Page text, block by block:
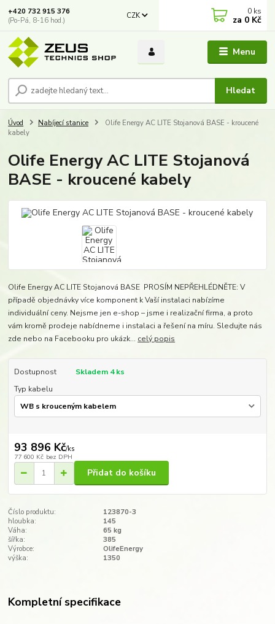
Menu
CZK
Hledat
+420 732 915 376
(Po-Pá, 8-16 hod.)
0 ks
za 0 Kč
Úvod Nabíjecí stanice
Olife Energy AC LITE Stojanová BASE - kroucené
kabely
Olife Energy AC LITE Stojanová
BASE - kroucené kabely
Olife Energy AC LITE Stojanová BASE PROSÍM NEPŘEHLÉDNĚTE: V
případě objednávky více komponent k Vaší instalaci nabízíme
individuální ceny. Nejsme jen e-shop – jsme i realizační firma, a proto
vám kromě prodeje nabídneme i instalaci a řešení na míru. Sledujte nás
zde nebo na Facebooku pro ukázk... celý popis
Dostupnost
Skladem 4 ks
Typ kabelu
93 896 Kč/ks
77 600 Kč bez DPH
Přidat do košíku
Číslo produktu:
123870-3
hloubka:
145
Váha:
65 kg
šířka:
385
Výrobce:
OlifeEnergy
výška:
1350
Kompletní specifikace